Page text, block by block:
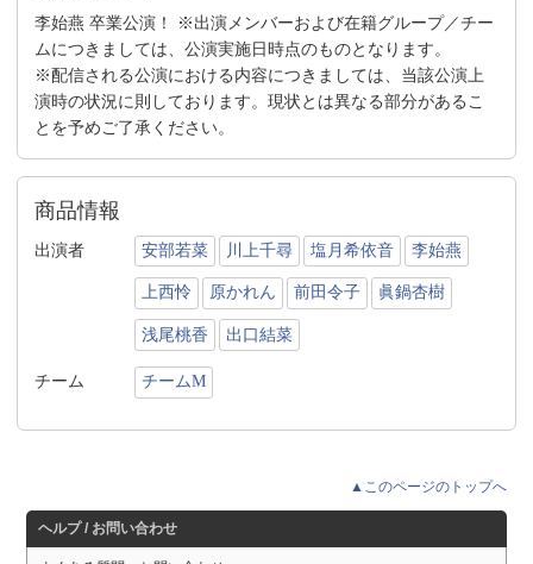
李始燕 卒業公演！ ※出演メンバーおよび在籍グループ／チー
ムにつきましては、公演実施日時点のものとなります。
※配信される公演における内容につきましては、当該公演上
演時の状況に則しております。現状とは異なる部分があるこ
とを予めご了承ください。
商品情報
出演者 安部若菜 川上千尋 塩月希依音 李始燕
上西怜 原かれん 前田令子 眞鍋杏樹
浅尾桃香 出口結菜
チーム チームM
▲このページのトップへ
ヘルプ / お問い合わせ